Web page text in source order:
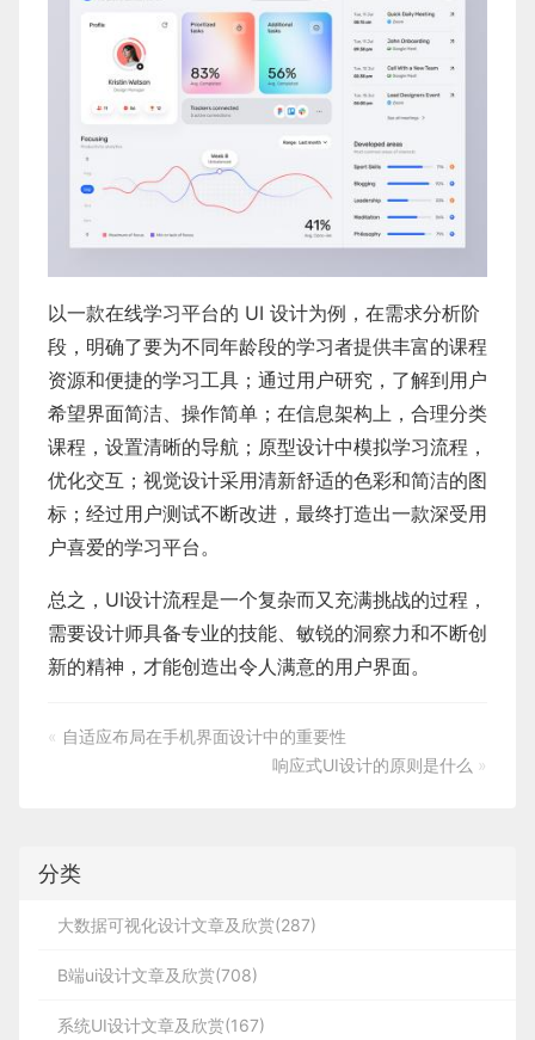
以一款在线学习平台的 UI 设计为例，在需求分析阶
段，明确了要为不同年龄段的学习者提供丰富的课程
资源和便捷的学习工具；通过用户研究，了解到用户
希望界面简洁、操作简单；在信息架构上，合理分类
课程，设置清晰的导航；原型设计中模拟学习流程，
优化交互；视觉设计采用清新舒适的色彩和简洁的图
标；经过用户测试不断改进，最终打造出一款深受用
户喜爱的学习平台。
总之，UI设计流程是一个复杂而又充满挑战的过程，
需要设计师具备专业的技能、敏锐的洞察力和不断创
新的精神，才能创造出令人满意的用户界面。
« 自适应布局在手机界面设计中的重要性
响应式UI设计的原则是什么 »
分类
大数据可视化设计文章及欣赏(287)
B端ui设计文章及欣赏(708)
系统UI设计文章及欣赏(167)